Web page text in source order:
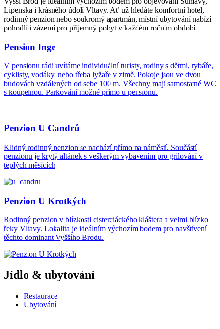
Lipenska i krásného údolí Vltavy. Ať už hledáte komfortní hotel,
rodinný penzion nebo soukromý apartmán, místní ubytování nabízí
pohodlí i zázemí pro příjemný pobyt v každém ročním období.
Pension Inge
V pensionu rádi uvítáme individuální turisty, rodiny s dětmi, rybáře,
cyklisty, vodáky, nebo třeba lyžaře v zimě. Pokoje jsou ve dvou
budovách vzdálených od sebe 100 m. Všechny mají samostatné WC
s koupelnou. Parkování možné přímo u pensionu.
Penzion U Candrů
Klidný rodinný penzion se nachází přímo na náměstí. Součástí
penzionu je krytý altánek s veškerým vybavením pro grilování v
teplých měsících
Penzion U Krotkých
Rodinný penzion v blízkosti cisterciáckého kláštera a velmi blízko
řeky Vltavy. Lokalita je ideálním výchozím bodem pro navštívení
těchto dominant Vyššího Brodu.
Jídlo & ubytování
Restaurace
Ubytování